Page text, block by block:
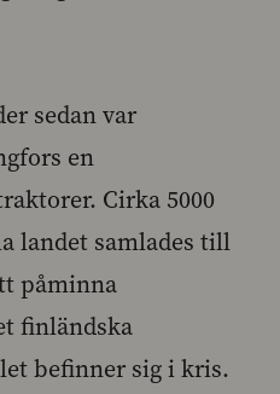
sedan var
en
Cirka 5000
landet samlades till
påminna
finländska
befinner sig i kris.